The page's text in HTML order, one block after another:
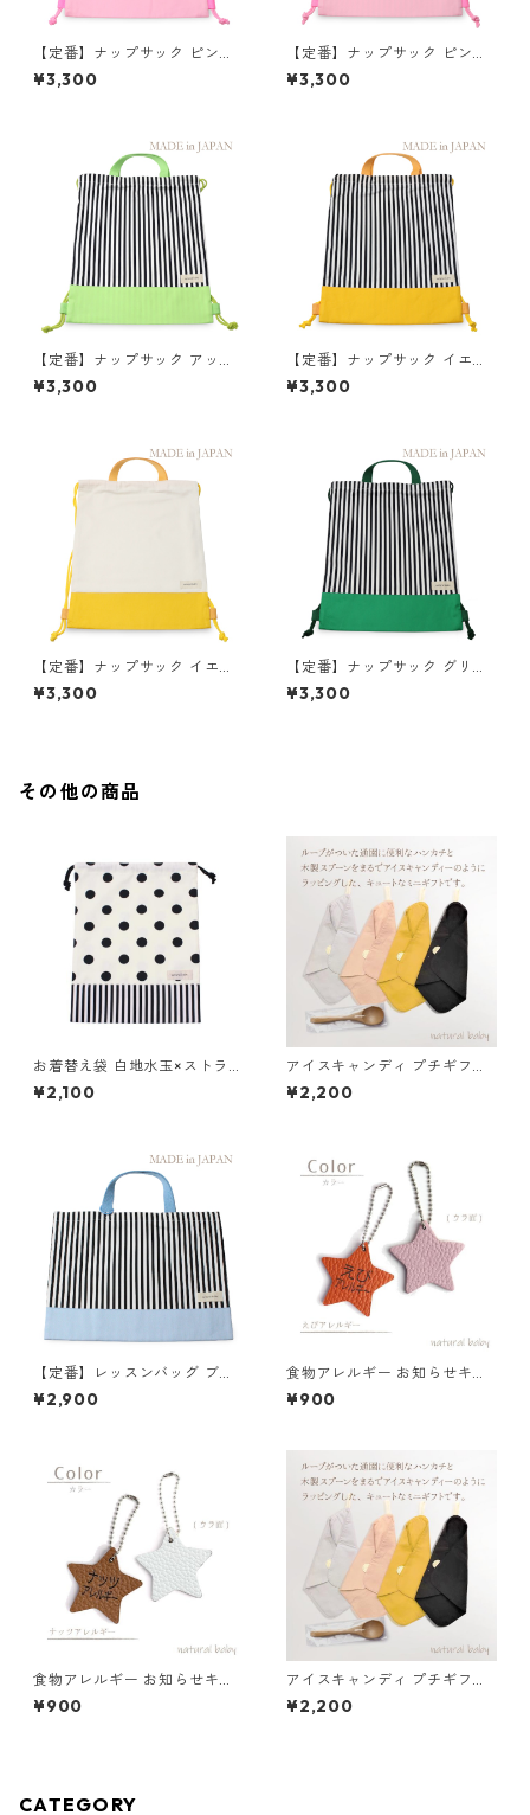
【定番】ナップサック ピンク×
キナリ 縦41cm×横33.5cm
¥3,300
【定番】ナップサック ピンク×
ストライプ 縦41cm×横33.5c
m
¥3,300
【定番】ナップサック アップ
ルグリーン×ストライプ 縦41c
m×横33.5cm
¥3,300
【定番】ナップサック イエロ
ー×ストライプ 縦41cm×横33.
5cm
¥3,300
【定番】ナップサック イエロ
ー×キナリ 縦41cm×横33.5cm
¥3,300
【定番】ナップサック グリー
ン×ストライプ 縦41cm×横33.
5cm
¥3,300
その他の商品
お着替え袋 白地水玉×ストライ
プ 85-73051-2
¥2,100
アイスキャンディ プチギフト
ネイビーストライプ
¥2,200
【定番】レッスンバッグ ブル
ー×ストライプ 縦30cm×横40
cm
¥2,900
食物アレルギー お知らせキー
ホルダー えび 85-00001-1
¥900
食物アレルギー お知らせキー
ホルダー ナッツ 85-00001-1
¥900
アイスキャンディ プチギフト
花柄ブルー
¥2,200
CATEGORY